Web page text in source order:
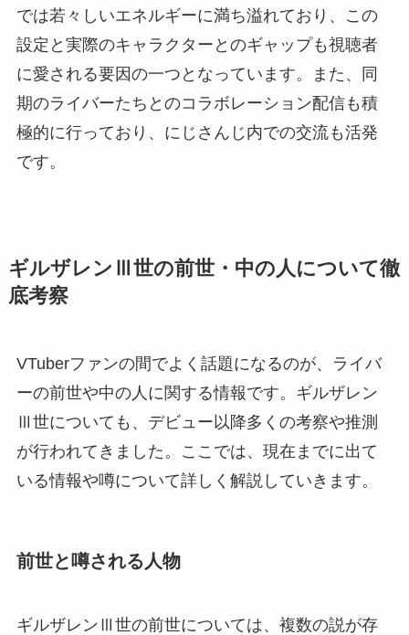
では若々しいエネルギーに満ち溢れており、この
設定と実際のキャラクターとのギャップも視聴者
に愛される要因の一つとなっています。また、同
期のライバーたちとのコラボレーション配信も積
極的に行っており、にじさんじ内での交流も活発
です。
ギルザレンⅢ世の前世・中の人について徹
底考察
VTuberファンの間でよく話題になるのが、ライバ
ーの前世や中の人に関する情報です。ギルザレン
Ⅲ世についても、デビュー以降多くの考察や推測
が行われてきました。ここでは、現在までに出て
いる情報や噂について詳しく解説していきます。
前世と噂される人物
ギルザレンⅢ世の前世については、複数の説が存